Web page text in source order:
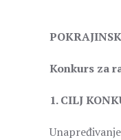
Konkurs za
1. CILJ